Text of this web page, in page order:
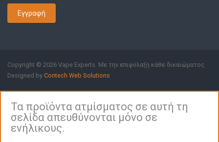
Εγγραφή
Copyright © 2026 Vape Experts. Με την επιφύλαξη κάθε δικαιώματος.
Designed by Contech Web Solutions
Τα προϊόντα ατμίσματος σε αυτή τη
σελίδα απευθύνονται μόνο σε
ενήλικους.